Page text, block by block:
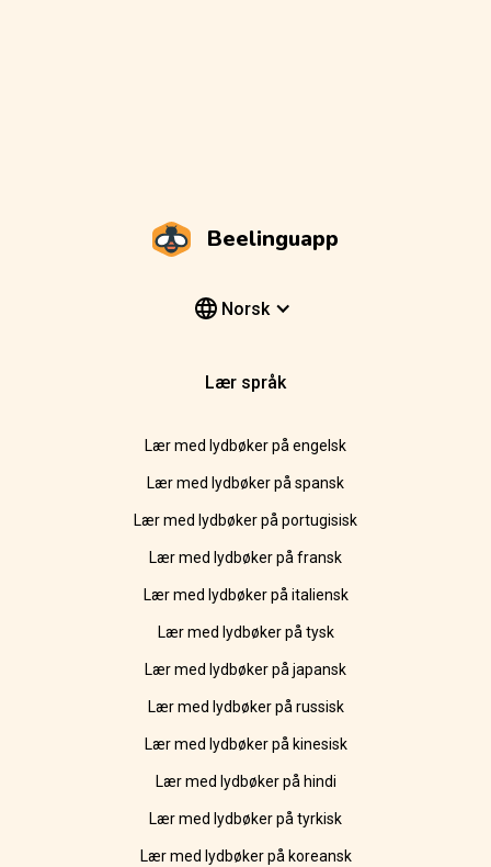
Beelinguapp
Norsk
Lær språk
Lær med lydbøker på engelsk
Lær med lydbøker på spansk
Lær med lydbøker på portugisisk
Lær med lydbøker på fransk
Lær med lydbøker på italiensk
Lær med lydbøker på tysk
Lær med lydbøker på japansk
Lær med lydbøker på russisk
Lær med lydbøker på kinesisk
Lær med lydbøker på hindi
Lær med lydbøker på tyrkisk
Lær med lydbøker på koreansk